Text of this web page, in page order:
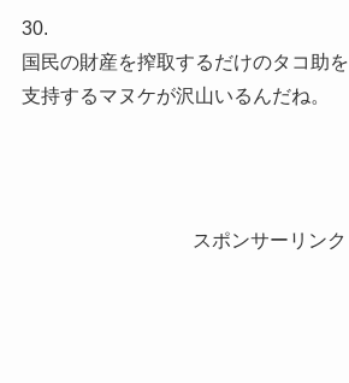
30.
国民の財産を搾取するだけのタコ助を
支持するマヌケが沢山いるんだね。
スポンサーリンク